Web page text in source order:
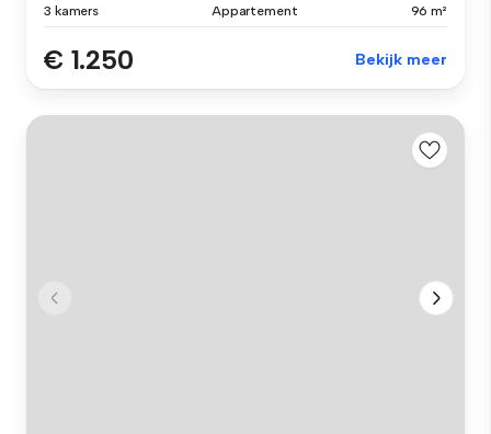
3 kamers Appartement 96 m²
€ 1.250 Bekijk meer